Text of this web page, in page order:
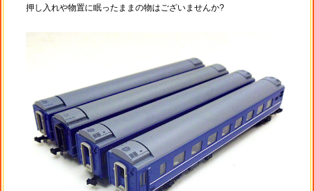
押し入れや物置に眠ったままの物はございませんか?